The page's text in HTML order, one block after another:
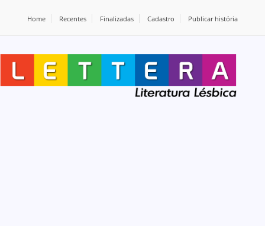
Home Recentes Finalizadas Cadastro Publicar história